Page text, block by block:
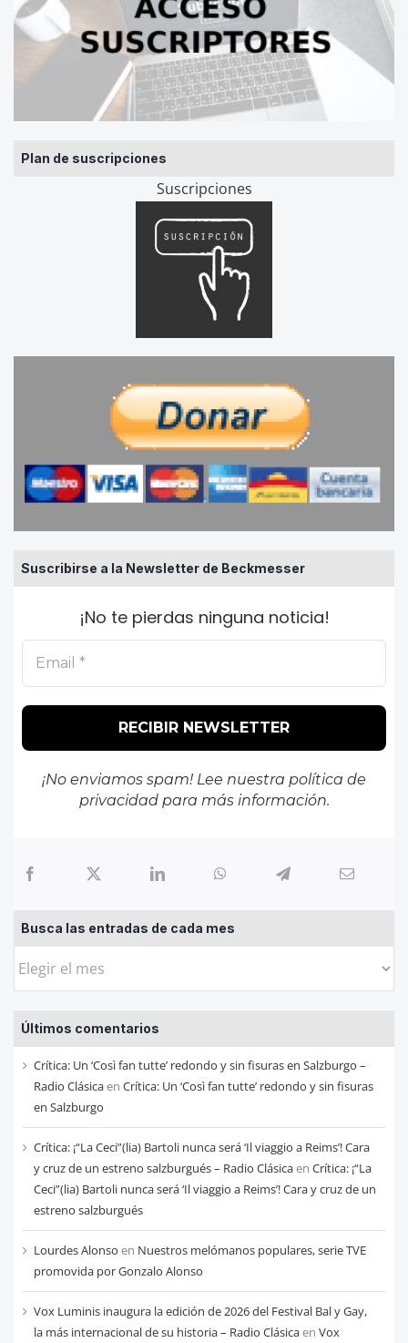
Plan de suscripciones
Suscripciones
Suscribirse a la Newsletter de Beckmesser
¡No te pierdas ninguna noticia!
¡No enviamos spam! Lee nuestra política de
privacidadpara más información.
Busca las entradas de cada mes
Busca
entradas
de
cada
mes
Últimos comentarios
Crítica: Un ‘Così fan tutte’ redondo y sin fisuras en Salzburgo –
Radio Clásicaen Crítica: Un ‘Così fan tutte’ redondo y sin fisuras
en Salzburgo
Crítica: ¡“La Ceci”(lia) Bartoli nunca será ‘Il viaggio a Reims’! Cara
y cruz de un estreno salzburgués – Radio Clásicaen Crítica: ¡“La
Ceci”(lia) Bartoli nunca será ‘Il viaggio a Reims’! Cara y cruz de un
estreno salzburgués
Lourdes Alonso en Nuestros melómanos populares, serie TVE
promovida por Gonzalo Alonso
Vox Luminis inaugura la edición de 2026 del Festival Bal y Gay,
la más internacional de su historia – Radio Clásicaen Vox